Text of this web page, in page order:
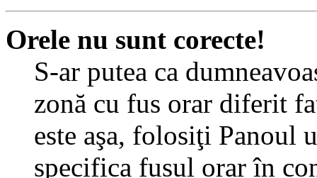
Orele nu sunt corecte!
S-ar putea ca
zonă cu fus orar diferit
este aşa, folosiţi Panoul
specifica fusul orar în